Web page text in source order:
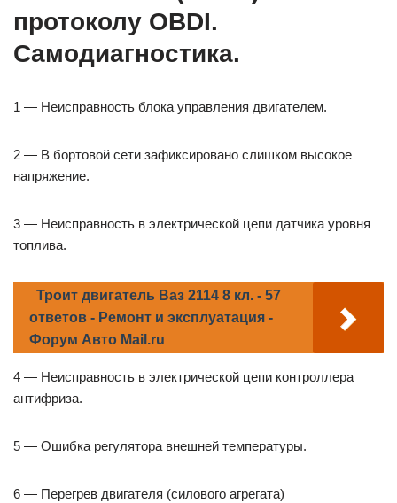
протоколу OBDI.
Самодиагностика.
1 — Неисправность блока управления двигателем.
2 — В бортовой сети зафиксировано слишком высокое
напряжение.
3 — Неисправность в электрической цепи датчика уровня
топлива.
Троит двигатель Ваз 2114 8 кл. - 57
ответов - Ремонт и эксплуатация -
Форум Авто Mail.ru
4 — Неисправность в электрической цепи контроллера
антифриза.
5 — Ошибка регулятора внешней температуры.
6 — Перегрев двигателя (силового агрегата)